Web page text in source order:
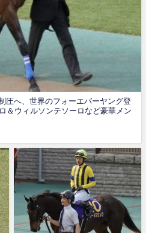
圧へ、世界のフォーエバーヤング登
＆ウィルソンテソーロなど豪華メン